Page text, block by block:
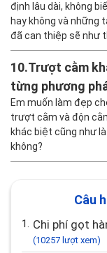
định lâu dài, không
hay không và những
đã can thiệp sẽ như
10.Trượt cằm
từng phương
Em muốn làm đẹp
trượt cằm và độn
khác biệt cũng như
không?
Câu
1. Chi phí gọt
(10257 lượt xem)